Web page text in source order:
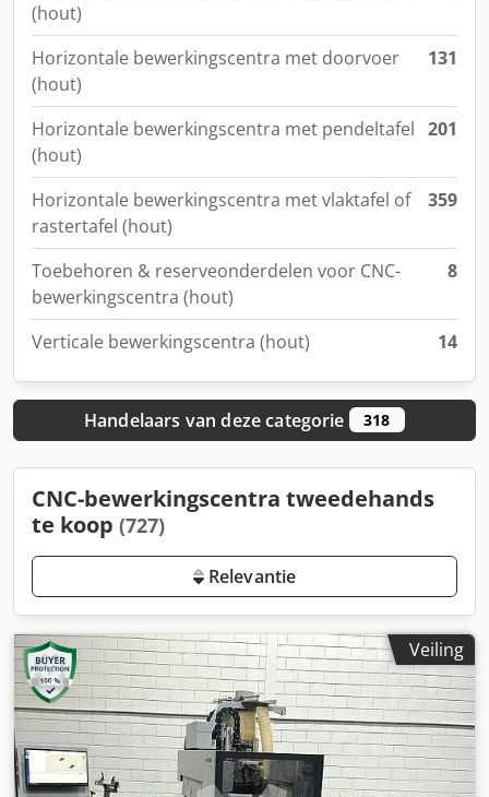
(hout)
Horizontale bewerkingscentra met doorvoer
(hout)
131
Horizontale bewerkingscentra met pendeltafel
(hout)
201
Horizontale bewerkingscentra met vlaktafel of
rastertafel (hout)
359
Toebehoren & reserveonderdelen voor CNC-
bewerkingscentra (hout)
8
Verticale bewerkingscentra (hout) 14
Handelaars van deze categorie 318
CNC-bewerkingscentra tweedehands
te koop (727)
Relevantie
Veiling